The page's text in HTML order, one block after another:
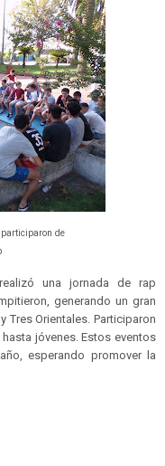
de
una jornada de rap
generando un gran
Tres Orientales. Participaron
jóvenes. Estos eventos
esperando promover la